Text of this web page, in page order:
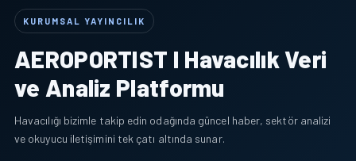
KURUMSAL YAYINCILIK
AEROPORTIST I Havacılık Veri
ve Analiz Platformu
Havacılığı bizimle takip edin odağında güncel haber, sektör analizi
ve okuyucu iletişimini tek çatı altında sunar.